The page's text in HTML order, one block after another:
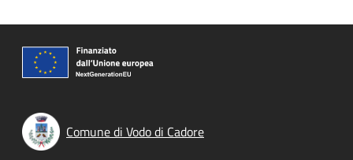
Comune di Vodo di Cadore